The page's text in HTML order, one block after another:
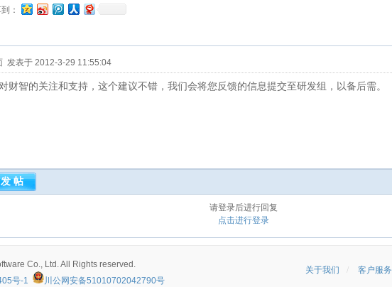
：
发表于 2012-3-29 11:55:04
财智的关注和支持，这个建议不错，我们会将您反馈的信息提交至研发组，以备后需。
请登录后进行回复
点击进行登录
Co., Ltd. All Rights reserved.
号-1
川公网安备51010702042790号
关于我们 客户服务